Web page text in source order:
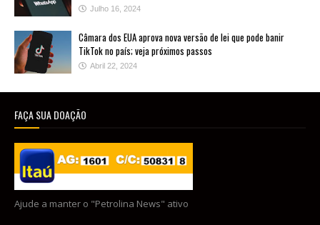
Julho 16, 2024
Câmara dos EUA aprova nova versão de lei que pode banir
TikTok no país; veja próximos passos
Abril 22, 2024
FAÇA SUA DOAÇÃO
Ajude a manter o "Petrolina News" ativo